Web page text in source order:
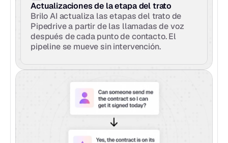
Actualizaciones de la etapa del trato
Brilo AI actualiza las etapas del trato de
Pipedrive a partir de las llamadas de voz
después de cada punto de contacto. El
pipeline se mueve sin intervención.